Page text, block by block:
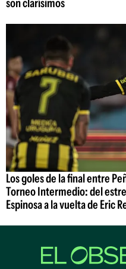
son clarísimos
Los goles de la final entre
Torneo Intermedio: del
Espinosa a la vuelta de Eric